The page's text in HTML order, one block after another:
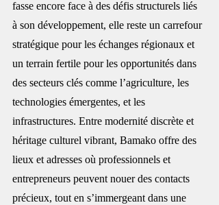
fasse encore face à des défis structurels liés
à son développement, elle reste un carrefour
stratégique pour les échanges régionaux et
un terrain fertile pour les opportunités dans
des secteurs clés comme l’agriculture, les
technologies émergentes, et les
infrastructures. Entre modernité discrète et
héritage culturel vibrant, Bamako offre des
lieux et adresses où professionnels et
entrepreneurs peuvent nouer des contacts
précieux, tout en s’immergeant dans une